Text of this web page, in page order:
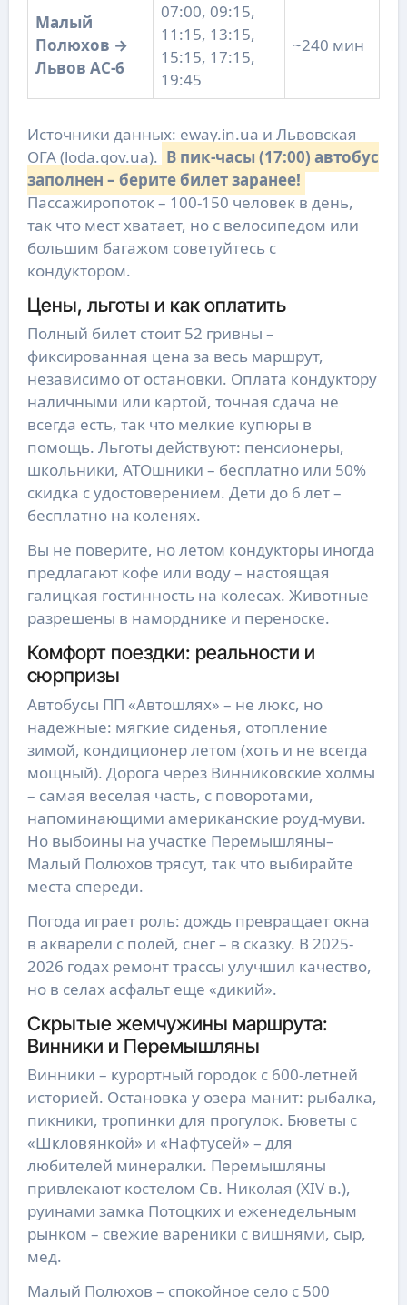
Малый
Полюхов →
Львов АС-6
07:00, 09:15,
11:15, 13:15,
15:15, 17:15,
19:45
~240 мин
Источники данных: eway.in.ua и Львовская
ОГА (loda.gov.ua). В пик-часы (17:00) автобус
заполнен – берите билет заранее!
Пассажиропоток – 100-150 человек в день,
так что мест хватает, но с велосипедом или
большим багажом советуйтесь с
кондуктором.
Цены, льготы и как оплатить
Полный билет стоит 52 гривны –
фиксированная цена за весь маршрут,
независимо от остановки. Оплата кондуктору
наличными или картой, точная сдача не
всегда есть, так что мелкие купюры в
помощь. Льготы действуют: пенсионеры,
школьники, АТОшники – бесплатно или 50%
скидка с удостоверением. Дети до 6 лет –
бесплатно на коленях.
Вы не поверите, но летом кондукторы иногда
предлагают кофе или воду – настоящая
галицкая гостинность на колесах. Животные
разрешены в наморднике и переноске.
Комфорт поездки: реальности и
сюрпризы
Автобусы ПП «Автошлях» – не люкс, но
надежные: мягкие сиденья, отопление
зимой, кондиционер летом (хоть и не всегда
мощный). Дорога через Винниковские холмы
– самая веселая часть, с поворотами,
напоминающими американские роуд-муви.
Но выбоины на участке Перемышляны–
Малый Полюхов трясут, так что выбирайте
места спереди.
Погода играет роль: дождь превращает окна
в акварели с полей, снег – в сказку. В 2025-
2026 годах ремонт трассы улучшил качество,
но в селах асфальт еще «дикий».
Скрытые жемчужины маршрута:
Винники и Перемышляны
Винники – курортный городок с 600-летней
историей. Остановка у озера манит: рыбалка,
пикники, тропинки для прогулок. Бюветы с
«Шкловянкой» и «Нафтусей» – для
любителей минералки. Перемышляны
привлекают костелом Св. Николая (XIV в.),
руинами замка Потоцких и еженедельным
рынком – свежие вареники с вишнями, сыр,
мед.
Малый Полюхов – спокойное село с 500